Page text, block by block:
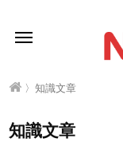
〉知識文章
知識文章